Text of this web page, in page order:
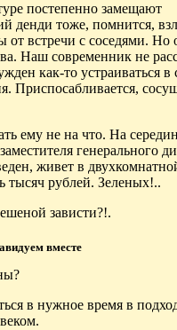
постепенно замещают
денди тоже, помнится,
от встречи с соседями. Но
Наш современник не
как-то устраиваться в
Приспосабливается,
ему не на что. На
генерального
, живет в
тысяч рублей. Зеленых!..
зависти?!.
вместе
в нужное время в